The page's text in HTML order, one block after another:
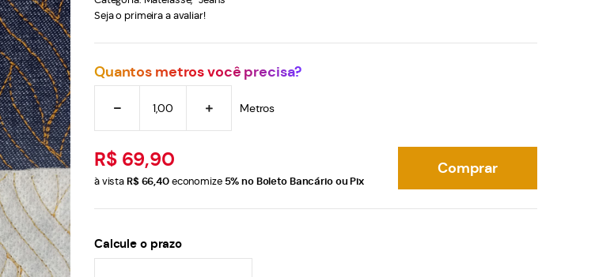
Seja o primeira a avaliar!
Quantos metros você precisa?
Metros
R$ 69,90
à vistaR$ 66,40economize 5%no Boleto Bancário ou Pix
Comprar
Calcule o prazo